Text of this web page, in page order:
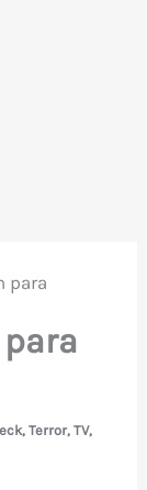
para
,Terror,TV,